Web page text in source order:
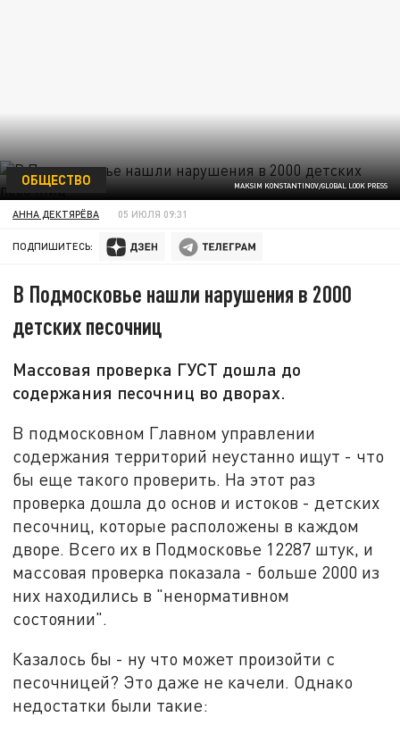
MAKSIM KONSTANTINOV/GLOBAL LOOK PRESS
ОБЩЕСТВО
АННА ДЕКТЯРЁВА 05 ИЮЛЯ 09:31
ПОДПИШИТЕСЬ:
В Подмосковье нашли нарушения в 2000
детских песочниц
Массовая проверка ГУСТ дошла до
содержания песочниц во дворах.
В подмосковном Главном управлении
содержания территорий неустанно ищут - что
бы еще такого проверить. На этот раз
проверка дошла до основ и истоков - детских
песочниц, которые расположены в каждом
дворе. Всего их в Подмосковье 12287 штук, и
массовая проверка показала - больше 2000 из
них находились в "ненормативном
состоянии".
Казалось бы - ну что может произойти с
песочницей? Это даже не качели. Однако
недостатки были такие: